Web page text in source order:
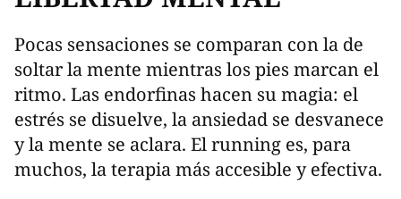
Pocas sensaciones se comparan con la de
soltar la mente mientras los pies marcan el
ritmo. Las endorfinas hacen su magia: el
estrés se disuelve, la ansiedad se desvanece
y la mente se aclara. El running es, para
muchos, la terapia más accesible y efectiva.